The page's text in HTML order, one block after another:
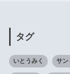
タグ
いとうみく サン